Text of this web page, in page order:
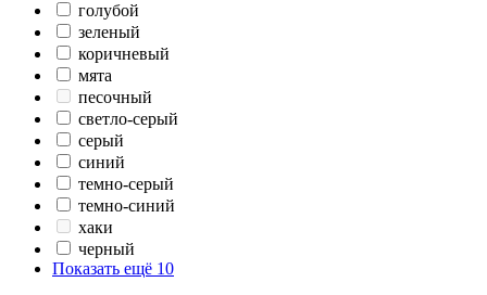
голубой
зеленый
коричневый
мята
песочный
светло-серый
серый
синий
темно-серый
темно-синий
хаки
черный
Показать ещё 10